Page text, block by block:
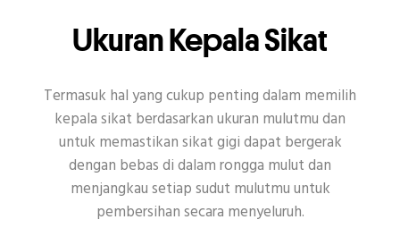
PEMBERSIHAN MENDALAM ANTIBAKTERI
RUTINITAS UNTUK KESEHATAN MULUT
Topik Populer Lain
Ukuran Kepala Sikat
Termasuk hal yang cukup penting dalam memilih
kepala sikat berdasarkan ukuran mulutmu dan
untuk memastikan sikat gigi dapat bergerak
dengan bebas di dalam rongga mulut dan
menjangkau setiap sudut mulutmu untuk
pembersihan secara menyeluruh.